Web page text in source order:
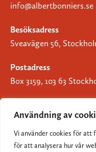
Användning av
Vi använder cookies för att
för att analysera hur vår
info@albertbonniers.se
Besöksadress
Sveavägen 56,
Postadress
Box 3159, 103 63
Om